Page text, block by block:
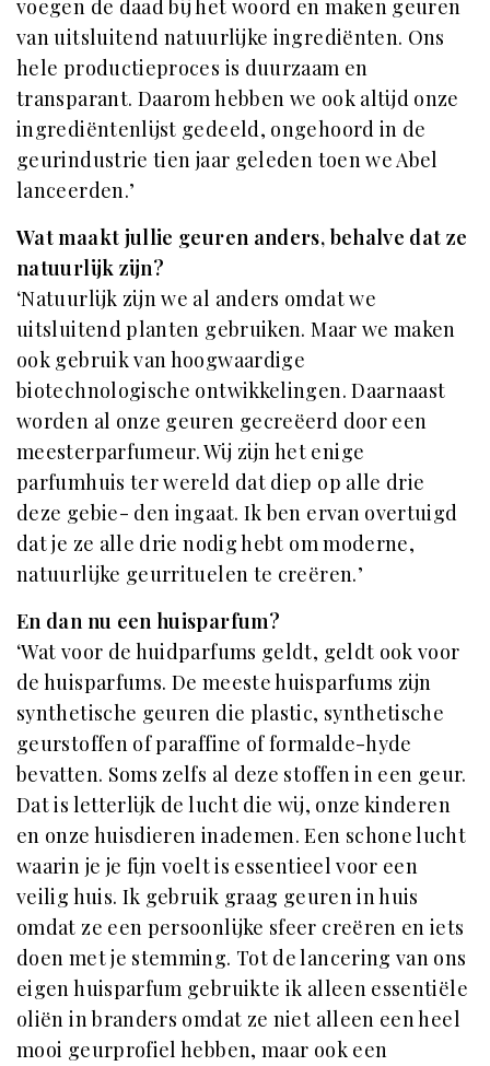
voegen de daad bij het woord en maken geuren
van uitsluitend natuurlijke ingrediënten. Ons
hele productieproces is duurzaam en
transparant. Daarom hebben we ook altijd onze
ingrediëntenlijst gedeeld, ongehoord in de
geurindustrie tien jaar geleden toen we Abel
lanceerden.’
Wat maakt jullie geuren anders, behalve dat ze
natuurlijk zijn?
‘Natuurlijk zijn we al anders omdat we
uitsluitend planten gebruiken. Maar we maken
ook gebruik van hoogwaardige
biotechnologische ontwikkelingen. Daarnaast
worden al onze geuren gecreëerd door een
meesterparfumeur. Wij zijn het enige
parfumhuis ter wereld dat diep op alle drie
deze gebie- den ingaat. Ik ben ervan overtuigd
dat je ze alle drie nodig hebt om moderne,
natuurlijke geurrituelen te creëren.’
En dan nu een huisparfum?
‘Wat voor de huidparfums geldt, geldt ook voor
de huisparfums. De meeste huisparfums zijn
synthetische geuren die plastic, synthetische
geurstoffen of paraffine of formalde-hyde
bevatten. Soms zelfs al deze stoffen in een geur.
Dat is letterlijk de lucht die wij, onze kinderen
en onze huisdieren inademen. Een schone lucht
waarin je je fijn voelt is essentieel voor een
veilig huis. Ik gebruik graag geuren in huis
omdat ze een persoonlijke sfeer creëren en iets
doen met je stemming. Tot de lancering van ons
eigen huisparfum gebruikte ik alleen essentiële
oliën in branders omdat ze niet alleen een heel
mooi geurprofiel hebben, maar ook een